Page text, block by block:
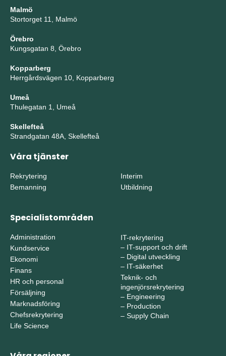
Malmö
Stortorget 11, Malmö
Örebro
Kungsgatan 8, Örebro
Kopparberg
Herrgårdsvägen 10, Kopparberg
Umeå
Thulegatan 1, Umeå
Skellefteå
Strandgatan 48A, Skellefteå
Våra tjänster
Rekrytering
Bemanning
Interim
Utbildning
Specialistområden
Administration
Kundservice
Ekonomi
Finans
HR och personal
Försäljning
Marknadsföring
Chefsrekrytering
Life Science
IT-rekrytering
– IT-support och drift
– Digital utveckling
– IT-säkerhet
Teknik- och
ingenjörsrekrytering
– Engineering
– Production
– Supply Chain